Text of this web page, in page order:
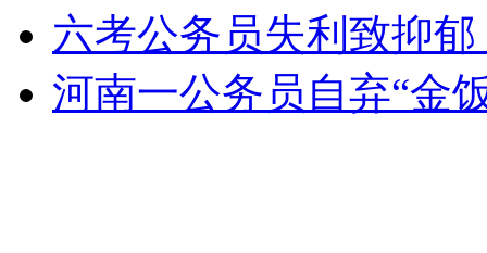
安徽一实载49人客车翻车
六考公务员失利致抑
河南一公务员自弃“金